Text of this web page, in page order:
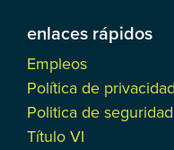
enlaces rápidos
Empleos
Política de privacidad
Politica de seguridad
Título VI